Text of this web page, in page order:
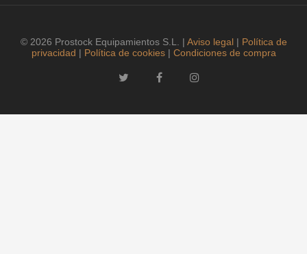
© 2026 Prostock Equipamientos S.L. | Aviso legal| Política de
privacidad | Política de cookies| Condiciones de compra